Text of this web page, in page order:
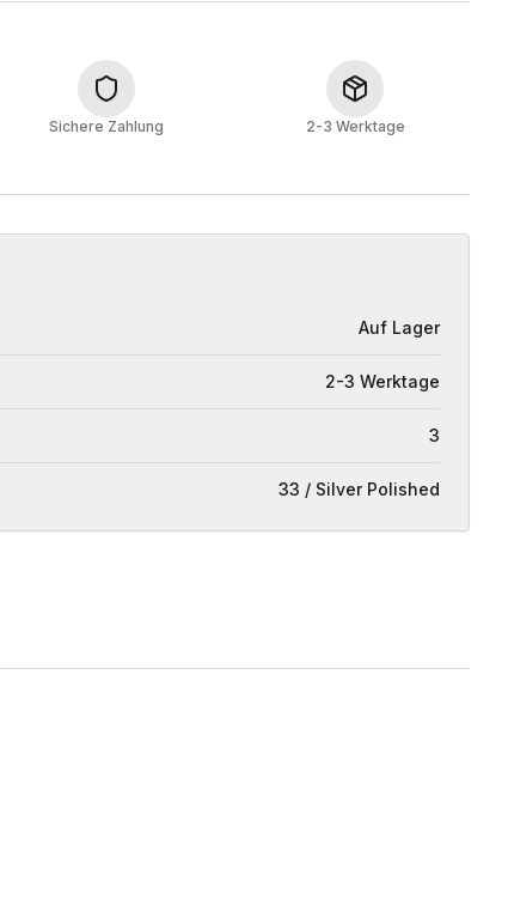
Sichere Zahlung 2-3 Werktage
Auf Lager
2-3 Werktage
3
33 / Silver Polished